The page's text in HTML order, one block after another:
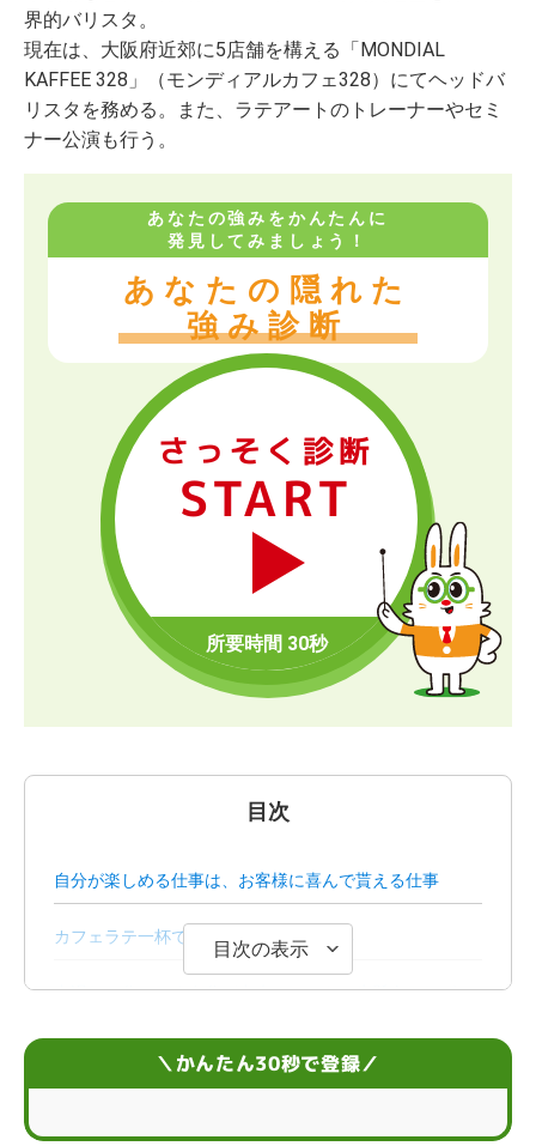
界的バリスタ。
現在は、大阪府近郊に5店舗を構える「MONDIAL
KAFFEE 328」（モンディアルカフェ328）にてヘッドバ
リスタを務める。また、ラテアートのトレーナーやセミ
ナー公演も行う。
あなたの強みをかんたんに
発見してみましょう！
あなたの隠れた
強み診断
さっそく診断
START
目次
自分が楽しめる仕事は、お客様に喜んで貰える仕事
カフェラテ一杯で、お客様を幸せにする
出遅れた分、いま自分が出来ることを一生懸命やればい
世界一なったからこそ、さらに腕に磨きをかけたい
目次の表示
＼かんたん30秒で登録／